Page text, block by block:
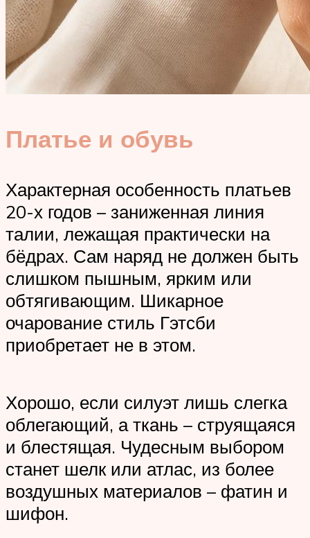
Платье и обувь
Характерная особенность платьев
20-х годов – заниженная линия
талии, лежащая практически на
бёдрах. Сам наряд не должен быть
слишком пышным, ярким или
обтягивающим. Шикарное
очарование стиль Гэтсби
приобретает не в этом.
Хорошо, если силуэт лишь слегка
облегающий, а ткань – струящаяся
и блестящая. Чудесным выбором
станет шелк или атлас, из более
воздушных материалов – фатин и
шифон.